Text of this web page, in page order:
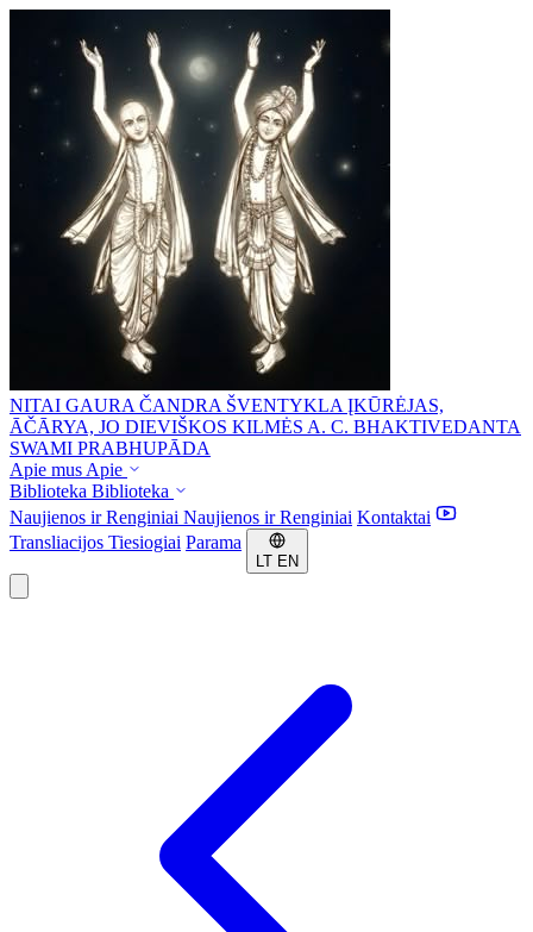
NITAI GAURA ČANDRA ŠVENTYKLA ĮKŪRĖJAS,
ĀČĀRYA, JO DIEVIŠKOS KILMĖS A. C. BHAKTIVEDANTA
SWAMI PRABHUPĀDA
Apie mus Apie
Biblioteka Biblioteka
Naujienos ir Renginiai Naujienos ir Renginiai Kontaktai
Transliacijos Tiesiogiai Parama
LT EN